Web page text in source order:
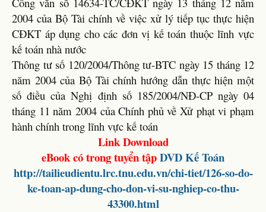
2004 của Bộ Tài chính về việc xử lý tiếp tục thực hiện
CĐKT áp dụng cho các đơn vị kế toán thuộc lĩnh vực
kế toán nhà nước
Thông tư số 120/2004/Thông tư-BTC ngày 15 tháng 12
năm 2004 của Bộ Tài chính hướng dẫn thực hiện một
số điều của Nghị định số 185/2004/NĐ-CP ngày 04
tháng 11 năm 2004 của Chính phủ về Xử phạt vi phạm
hành chính trong lĩnh vực kế toán
Link Download
eBook có trong tuyển tậpDVD Kế Toán
http://tailieudientu.lrc.tnu.edu.vn/chi-tiet/126-so-do-
ke-toan-ap-dung-cho-don-vi-su-nghiep-co-thu-
43300.html